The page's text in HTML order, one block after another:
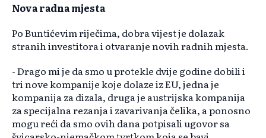
Nova radna mjesta
Po Buntićevim riječima, dobra vijest je dolazak
stranih investitora i otvaranje novih radnih mjesta.
- Drago mi je da smo u protekle dvije godine dobili i
tri nove kompanije koje dolaze iz EU, jedna je
kompanija za dizala, druga je austrijska kompanija
za specijalna rezanja i zavarivanja čelika, a ponosno
mogu reći da smo ovih dana potpisali ugovor sa